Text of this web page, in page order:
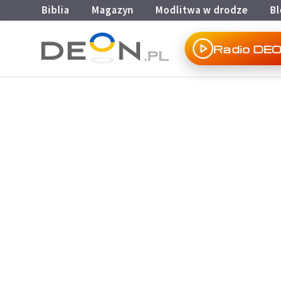
Przejdź do menu głównego
Przejdź do treści
Biblia Magazyn Modlitwa w drodze
Radio